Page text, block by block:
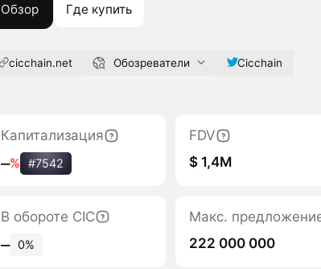
Обзор Где купить
cicchain.net Обозреватели Cicchain
Капитализация
‒% #7542
FDV
$ 1,4M
В обороте CIC
‒ 0%
Макс.
222 000 000